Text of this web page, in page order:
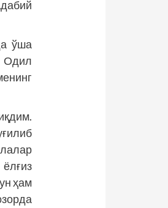
ўша
Одил
ҳам